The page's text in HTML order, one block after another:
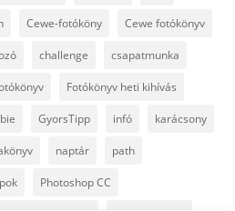
Cewe-fotóköny Cewe fotókönyv
challenge csapatmunka
Fotókönyv heti kihívás
GyorsTipp infó karácsony
naptár path
Photoshop CC